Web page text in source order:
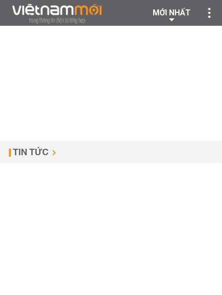
MỚI NHẤT
TIN TỨC